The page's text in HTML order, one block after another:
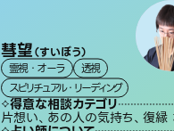
彗望（すいぼう）
霊視・オーラ
透視
スピリチュアル・リーディング
得意な相談カテゴリ
片想い、あの人の気持ち、復縁
桃源珠羽（とうげんみう）
霊視・オーラ タロット
スピリチュアル・リーディング
得意な相談カテゴリ
片想い、あの人の気持ち、復
セラピスト理恵
霊視・オーラ
スピリチュアル・リーディング
得意な相談カテゴリ
片想い、二人の未来、年
おう 霊感オラ
霊視・オーラ
オラクルカード
得意な相談カテゴリ
未来視師＊花
霊視・オーラ
スピリチュアル・リーデ
得意な相談カテ
アイリス -iris-
西洋占星術 タロ
ルーン
得意な相談カテ